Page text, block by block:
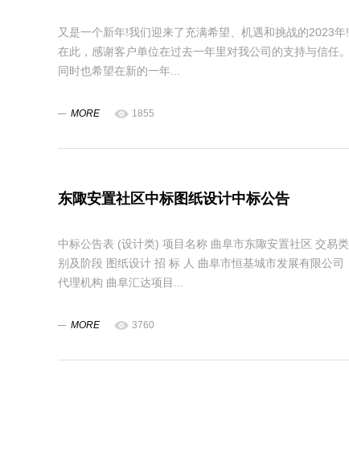
又是一个新年!我们迎来了充满希望、机遇和挑战的2023年!
在此，感谢客户单位在过去一年里对我公司的支持与信任。
同时也希望在新的一年...
MORE 1855
东陬安置社区中标图纸设计中标公告
中标公告表 (设计类) 项目名称 曲阜市东陬安置社区 交易类
别及阶段 图纸设计 招 标 人 曲阜市恒基城市发展有限公司
代理机构 曲阜汇达项目...
MORE 3760